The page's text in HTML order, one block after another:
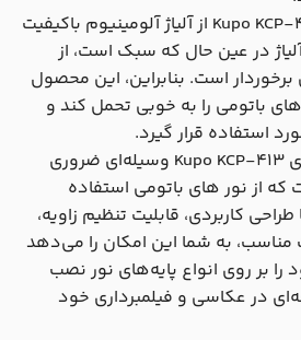
ساختار نگه‌دارنده‌ی Kupo KCP-413 از آلیاژ آلومینیوم باکیفیت
در عین حال که سبک است، از
است. بنابراین، این محصول
باتومی را به خوبی تحمل کند و
استفاده قرار گیرد.
به طور کلی، نگه‌دارنده‌ی Kupo KCP-413 وسیله‌ای ضروری
که از نور های باتومی استفاده
کاربردی، قابلیت تنظیم زاویه،
مناسب، به شما این امکان را می‌دهد
را بر روی انواع پایه‌های نور نصب
در عکاسی و فیلمبرداری خود